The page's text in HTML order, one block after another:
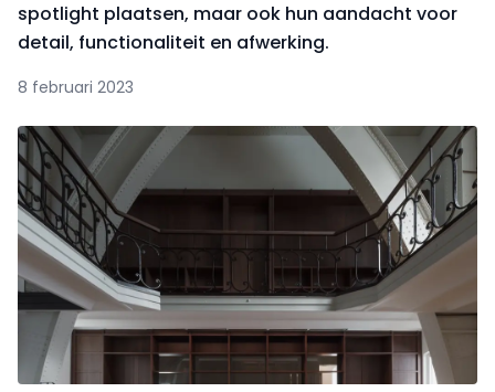
spotlight plaatsen, maar ook hun aandacht voor
detail, functionaliteit en afwerking.
8 februari 2023